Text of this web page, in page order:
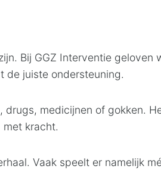
Bij GGZ Interventie geloven
de juiste ondersteuning.
medicijnen of gokken.
kracht.
Vaak speelt er namelijk